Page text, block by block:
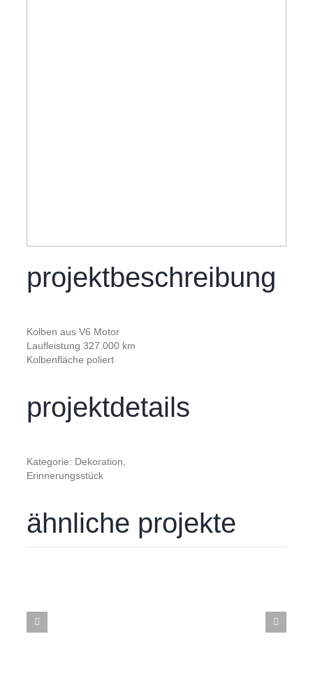
projektbeschreibung
Kolben aus V6 Motor
Laufleistung 327.000 km
Kolbenfläche poliert
projektdetails
Kategorie: Dekoration,
Erinnerungsstück
ähnliche projekte